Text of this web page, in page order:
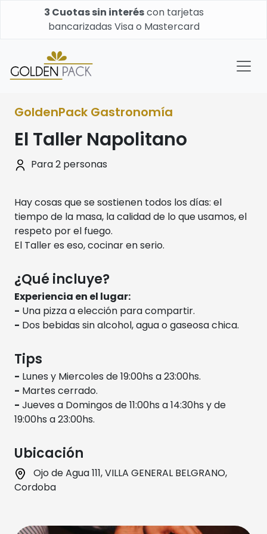
3 Cuotas sin interéscon tarjetas
bancarizadas Visa o Mastercard
GoldenPack Gastronomía
El Taller Napolitano
Para 2 personas
Hay cosas que se sostienen todos los días: el
tiempo de la masa, la calidad de lo que usamos, el
respeto por el fuego.
El Taller es eso, cocinar en serio.
¿Qué incluye?
Experiencia en el lugar:
- Una pizza a elección para compartir.
- Dos bebidas sin alcohol, agua o gaseosa chica.
Tips
- Lunes y Miercoles de 19:00hs a 23:00hs.
- Martes cerrado.
- Jueves a Domingos de 11:00hs a 14:30hs y de
19:00hs a 23:00hs.
Ubicación
Ojo de Agua 111, VILLA GENERAL BELGRANO,
Cordoba